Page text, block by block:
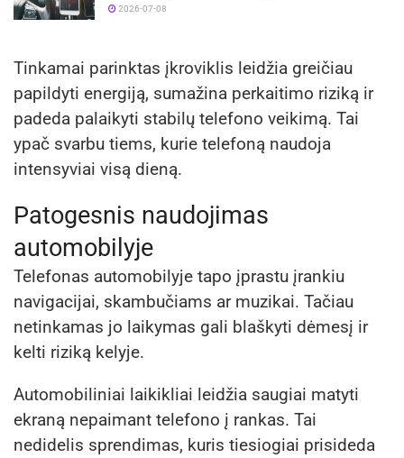
2026-07-08
Tinkamai parinktas įkroviklis leidžia greičiau
papildyti energiją, sumažina perkaitimo riziką ir
padeda palaikyti stabilų telefono veikimą. Tai
ypač svarbu tiems, kurie telefoną naudoja
intensyviai visą dieną.
Patogesnis naudojimas
automobilyje
Telefonas automobilyje tapo įprastu įrankiu
navigacijai, skambučiams ar muzikai. Tačiau
netinkamas jo laikymas gali blaškyti dėmesį ir
kelti riziką kelyje.
Automobiliniai laikikliai leidžia saugiai matyti
ekraną nepaimant telefono į rankas. Tai
nedidelis sprendimas, kuris tiesiogiai prisideda